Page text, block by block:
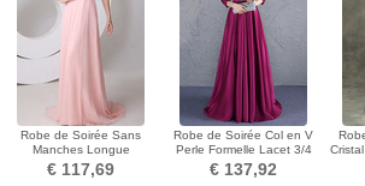
Robe de Soirée Sans
Manches Longue
Manquant Chiffon Fourreau
pli
€ 117,69
Robe de Soirée Col en V
Perle Formelle Lacet 3/4
Manche Train de petit
€ 137,92